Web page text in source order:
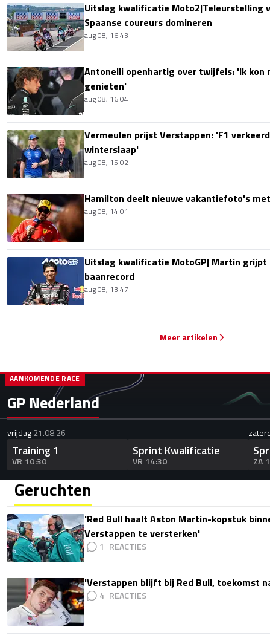
Uitslag kwalificatie Moto2|Teleurstelling
Spaanse coureurs domineren
aug 08, 16:43
Antonelli openhartig over twijfels: 'Ik kon
genieten'
aug 08, 16:04
Vermeulen prijst Verstappen: 'F1
winterslaap'
aug 08, 15:02
Hamilton deelt nieuwe vakantiefoto's
aug 08, 14:01
Uitslag kwalificatie MotoGP| Martin
baanrecord
aug 08, 13:47
Meer artikelen
GP Nederland
AANKOMENDE RACE
vrijdag21.08.26
Training 1
VR 10:30
Sprint Kwalificatie
VR 14:30 ZA
Geruchten
'Red Bull haalt Aston Martin-kopstuk
Verstappen te versterken'
1
'Verstappen blijft bij Red Bull, toekomst
4